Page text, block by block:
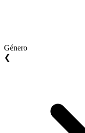
Género
❮